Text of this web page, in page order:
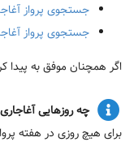
جستجوی پرواز
جستجوی پرواز
اگر همچنان موفق به پیدا
چه روزهایی
برای هیچ روزی در هفته